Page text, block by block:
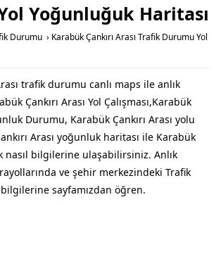
Yoğunluğuk Haritası
Durumu › Karabük Çankırı Arası Trafik Durumu Yol
trafik durumu canlı maps ile anlık
Çankırı Arası Yol Çalışması,Karabük
Durumu, Karabük Çankırı Arası yolu
Arası yoğunluk haritası ile Karabük
nasıl bilgilerine ulaşabilirsiniz. Anlık
ve şehir merkezindeki Trafik
sayfamızdan öğren.